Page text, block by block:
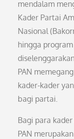
mendalam
Kader Partai
Nasional
hingga
PAN
kader-kader
bagi partai.
Bagi para
PAN